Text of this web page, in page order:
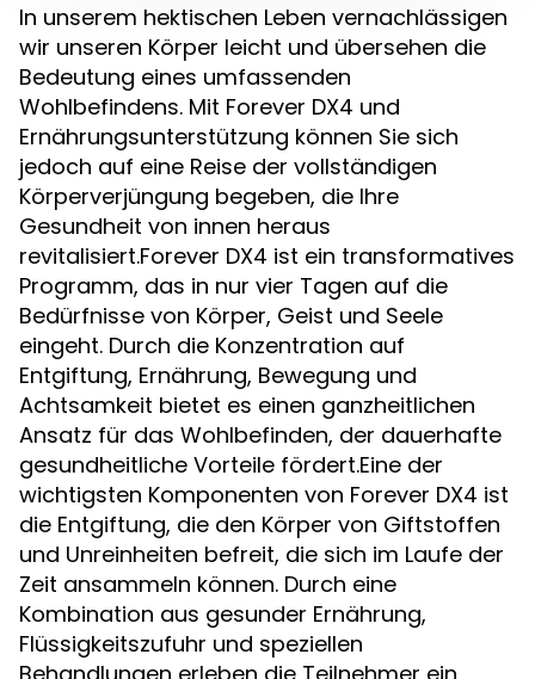
In unserem hektischen Leben vernachlässigen
wir unseren Körper leicht und übersehen die
Bedeutung eines umfassenden
Wohlbefindens. Mit Forever DX4 und
Ernährungsunterstützung können Sie sich
jedoch auf eine Reise der vollständigen
Körperverjüngung begeben, die Ihre
Gesundheit von innen heraus
revitalisiert.Forever DX4 ist ein transformatives
Programm, das in nur vier Tagen auf die
Bedürfnisse von Körper, Geist und Seele
eingeht. Durch die Konzentration auf
Entgiftung, Ernährung, Bewegung und
Achtsamkeit bietet es einen ganzheitlichen
Ansatz für das Wohlbefinden, der dauerhafte
gesundheitliche Vorteile fördert.Eine der
wichtigsten Komponenten von Forever DX4 ist
die Entgiftung, die den Körper von Giftstoffen
und Unreinheiten befreit, die sich im Laufe der
Zeit ansammeln können. Durch eine
Kombination aus gesunder Ernährung,
Flüssigkeitszufuhr und speziellen